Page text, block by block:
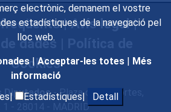
electrònic, demanem el vostre
estadístiques de la navegació pel
lloc web.
| Acceptar-les totes | Més
informació
Estadístiques| Detall
|Avís legal|
dades
Cookies
Diputados- Plaza de las Cortes,
1 - 28014 - MADRID